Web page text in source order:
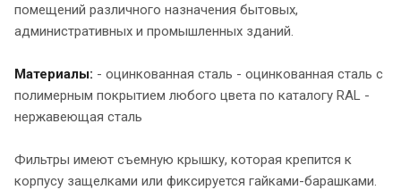
помещений различного назначения бытовых,
административных и промышленных зданий.
Материалы: - оцинкованная сталь - оцинкованная сталь с
полимерным покрытием любого цвета по каталогу RAL -
нержавеющая сталь
Фильтры имеют съемную крышку, которая крепится к
корпусу защелками или фиксируется гайками-барашками.